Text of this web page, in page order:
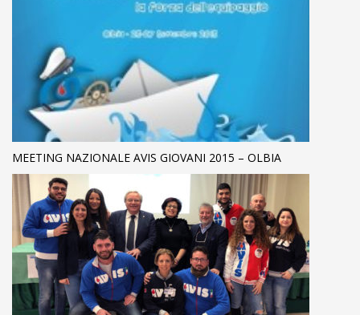
MEETING NAZIONALE AVIS GIOVANI 2015 – OLBIA